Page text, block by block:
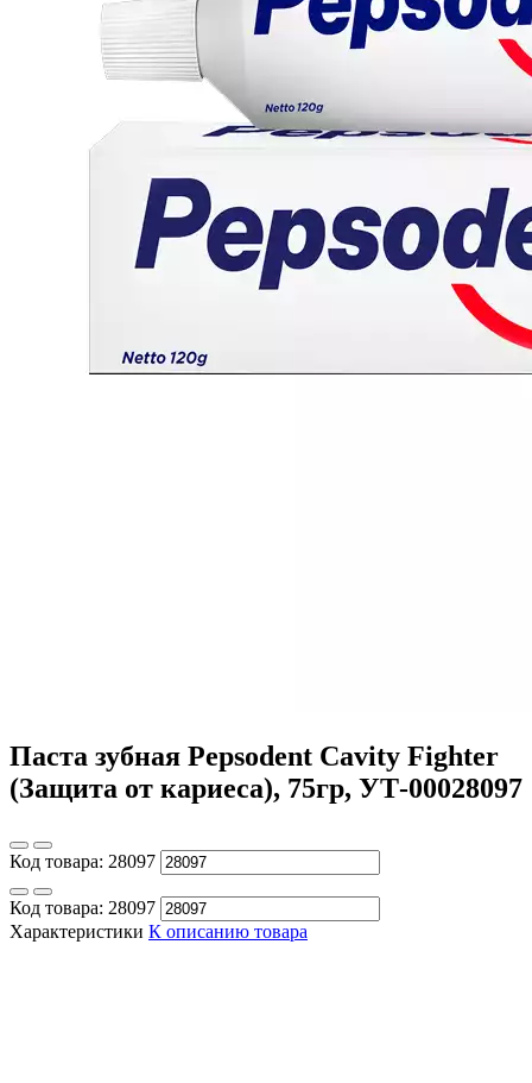
Паста зубная Pepsodent Cavity Fighter
(Защита от кариеса), 75гр, УТ-00028097
Код товара: 28097
Код товара: 28097
Характеристики К описанию товара